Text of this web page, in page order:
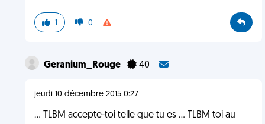
1 0
Geranium_Rouge 40
jeudi 10 décembre 2015 0:27
... TLBM accepte-toi telle que tu es ... TLBM toi au